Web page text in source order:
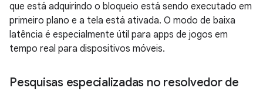
que está adquirindo o bloqueio está sendo executado em
primeiro plano e a tela está ativada. O modo de baixa
latência é especialmente útil para apps de jogos em
tempo real para dispositivos móveis.
Pesquisas especializadas no resolvedor de